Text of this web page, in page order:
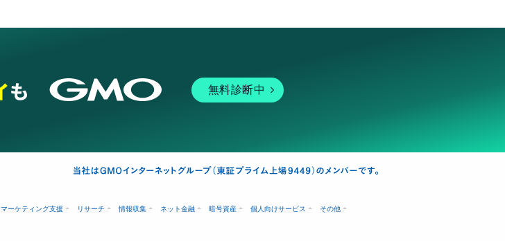
無料診断中
マーケティング支援 リサーチ 情報収集 ネット金融 暗号資産 個人向けサービス その他